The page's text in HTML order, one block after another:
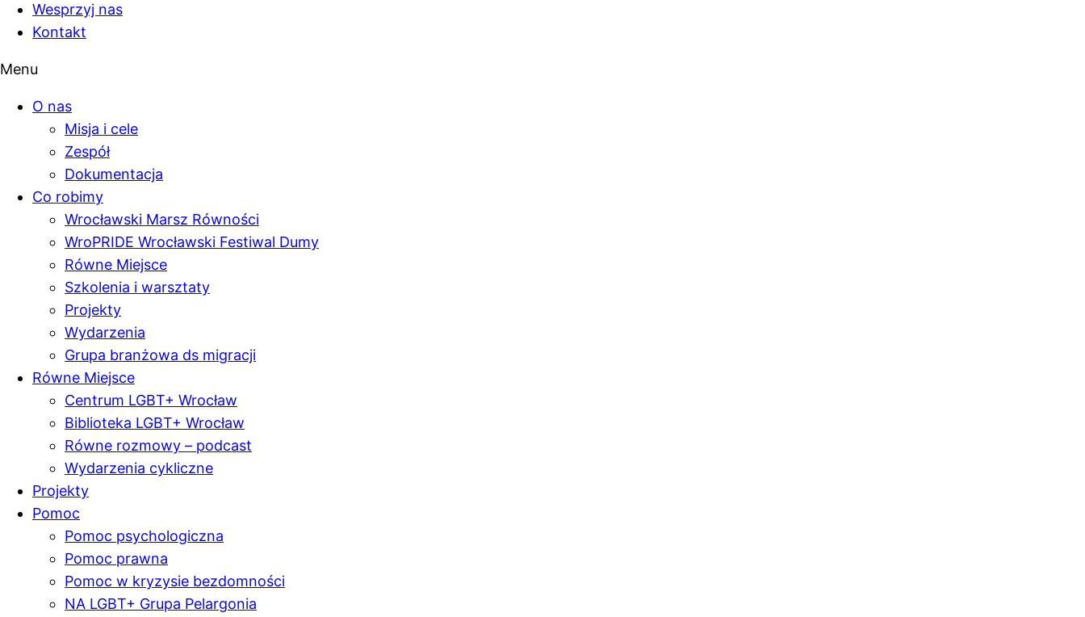
Wesprzyj nas
Kontakt
Menu
O nas
Misja i cele
Zespół
Dokumentacja
Co robimy
Wrocławski Marsz Równości
WroPRIDE Wrocławski Festiwal Dumy
Równe Miejsce
Szkolenia i warsztaty
Projekty
Wydarzenia
Grupa branżowa ds migracji
Równe Miejsce
Centrum LGBT+ Wrocław
Biblioteka LGBT+ Wrocław
Równe rozmowy – podcast
Wydarzenia cykliczne
Projekty
Pomoc
Pomoc psychologiczna
Pomoc prawna
Pomoc w kryzysie bezdomności
NA LGBT+ Grupa Pelargonia